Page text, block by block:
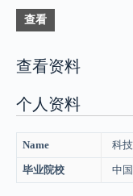
查看
查看资料
个人资料
Name 科
毕业院校 中